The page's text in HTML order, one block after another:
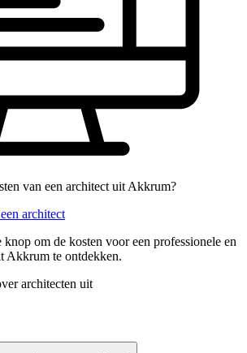
van een architect uit Akkrum?
architect
om de kosten voor een professionele en
Akkrum te ontdekken.
architecten uit